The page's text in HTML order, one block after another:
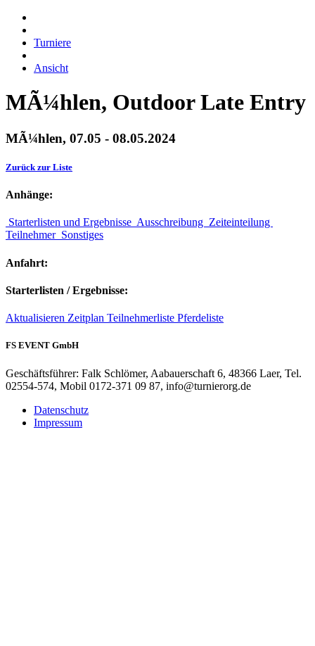
Turniere
Ansicht
MÃ¼hlen, Outdoor Late Entry
MÃ¼hlen, 07.05 - 08.05.2024
Zurück zur Liste
Anhänge:
Starterlisten und Ergebnisse Ausschreibung Zeiteinteilung
Teilnehmer Sonstiges
Anfahrt:
Starterlisten / Ergebnisse:
Aktualisieren Zeitplan Teilnehmerliste Pferdeliste
FS EVENT GmbH
Geschäftsführer: Falk Schlömer, Aabauerschaft 6, 48366 Laer, Tel.
02554-574, Mobil 0172-371 09 87, info@turnierorg.de
Datenschutz
Impressum